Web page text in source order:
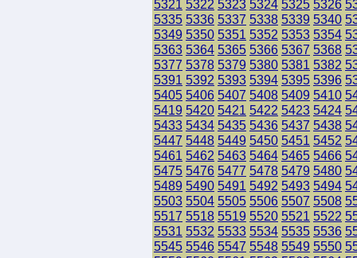
5321 5322 5323 5324 5325 5326
5335 5336 5337 5338 5339 5340
5349 5350 5351 5352 5353 5354
5363 5364 5365 5366 5367 5368
5377 5378 5379 5380 5381 5382
5391 5392 5393 5394 5395 5396
5405 5406 5407 5408 5409 5410
5419 5420 5421 5422 5423 5424
5433 5434 5435 5436 5437 5438
5447 5448 5449 5450 5451 5452
5461 5462 5463 5464 5465 5466
5475 5476 5477 5478 5479 5480
5489 5490 5491 5492 5493 5494
5503 5504 5505 5506 5507 5508
5517 5518 5519 5520 5521 5522
5531 5532 5533 5534 5535 5536
5545 5546 5547 5548 5549 5550